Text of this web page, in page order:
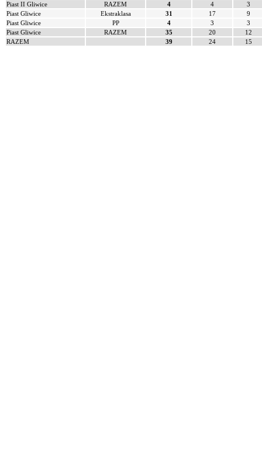
Piast II Gliwice
RAZEM 4 4
3
Piast Gliwice
Ekstraklasa 31 17
9
Piast Gliwice
PP 4 3
3
Piast Gliwice
RAZEM 35 20
12
RAZEM
39 24 15